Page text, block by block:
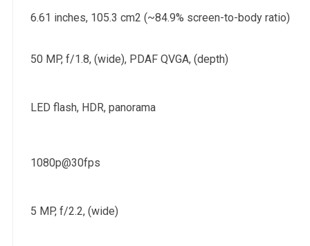
6.61 inches, 105.3 cm2 (~84.9% screen-to-body ratio)
50 MP, f/1.8, (wide), PDAF QVGA, (depth)
LED flash, HDR, panorama
1080p@30fps
5 MP, f/2.2, (wide)